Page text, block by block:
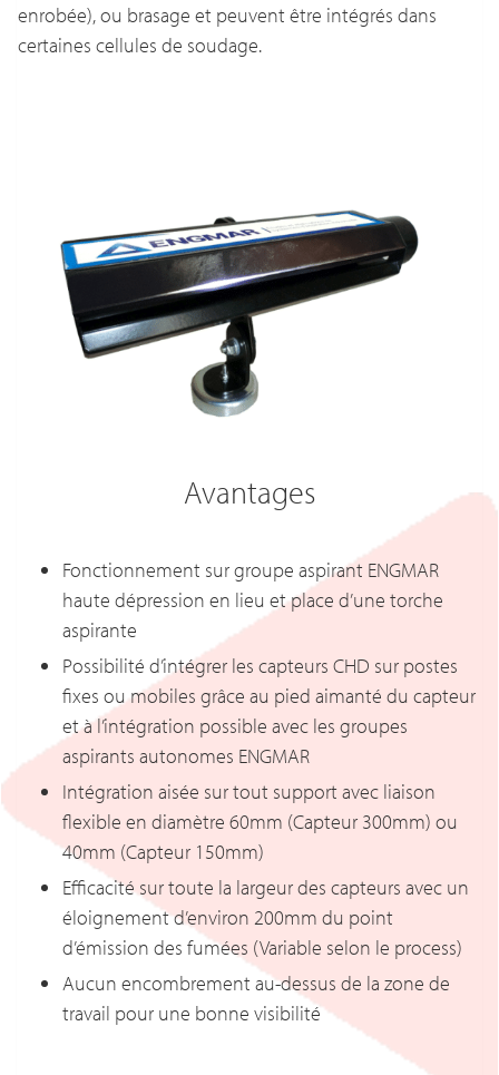
enrobée), ou brasage et peuvent être intégrés dans
certaines cellules de soudage.
Avantages
Fonctionnement sur groupe aspirant ENGMAR
haute dépression en lieu et place d’une torche
aspirante
Possibilité d’intégrer les capteurs CHD sur postes
fixes ou mobiles grâce au pied aimanté du capteur
et à l’intégration possible avec les groupes
aspirants autonomes ENGMAR
Intégration aisée sur tout support avec liaison
flexible en diamètre 60mm (Capteur 300mm) ou
40mm (Capteur 150mm)
Efficacité sur toute la largeur des capteurs avec un
éloignement d’environ 200mm du point
d’émission des fumées (Variable selon le process)
Aucun encombrement au-dessus de la zone de
travail pour une bonne visibilité